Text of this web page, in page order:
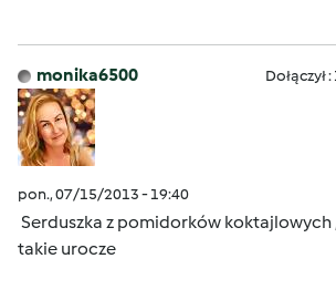
monika6500 Dołączył
pon., 07/15/2013 - 19:40
Serduszka z pomidorków koktajlowych
takie urocze